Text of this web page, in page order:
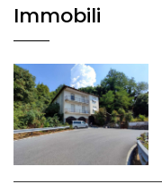
Immobili